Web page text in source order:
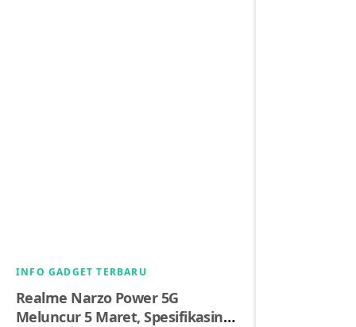
INFO GADGET TERBARU
Realme Narzo Power 5G
Meluncur 5 Maret, Spesifikasinya